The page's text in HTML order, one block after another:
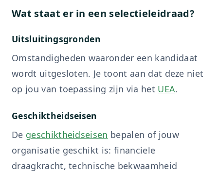
Wat staat er in een selectieleidraad?
Uitsluitingsgronden
Omstandigheden waaronder een kandidaat
wordt uitgesloten. Je toont aan dat deze niet
op jou van toepassing zijn via het UEA.
Geschiktheidseisen
De geschiktheidseisen bepalen of jouw
organisatie geschikt is: financiele
draagkracht, technische bekwaamheid